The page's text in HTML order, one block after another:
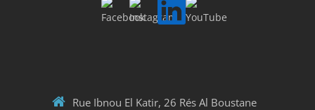
Rue Ibnou El Katir, 26 Rés Al Boustane